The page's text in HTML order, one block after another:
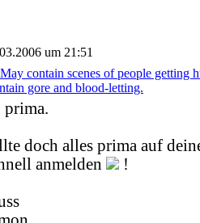
um 21:51
prima.
doch alles prima auf
anmelden
!